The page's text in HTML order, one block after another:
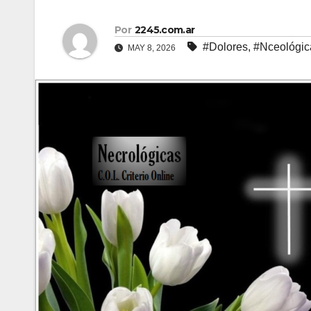
Por 2245.com.ar
MAY 8, 2026 #Dolores,